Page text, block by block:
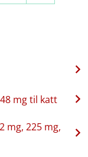
mg til katt
mg, 225 mg,